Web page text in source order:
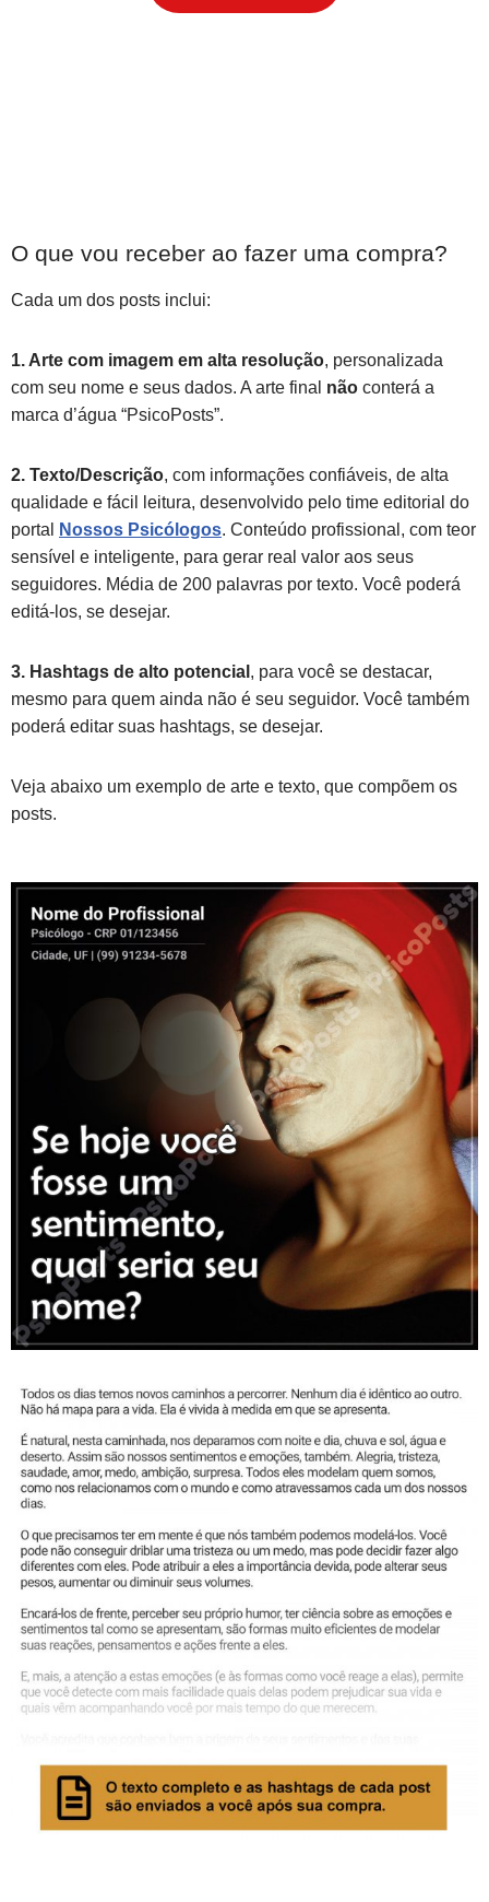
O que vou receber ao fazer uma compra?
Cada um dos posts inclui:
1. Arte com imagem em alta resolução, personalizada
com seu nome e seus dados. A arte final não conterá a
marca d’água “PsicoPosts”.
2. Texto/Descrição, com informações confiáveis, de alta
qualidade e fácil leitura, desenvolvido pelo time editorial do
portal
Nossos Psicólogos. Conteúdo profissional, com teor
sensível e inteligente, para gerar real valor aos seus
seguidores. Média de 200 palavras por texto. Você poderá
editá-los, se desejar.
3. Hashtags de alto potencial , para você se destacar,
mesmo para quem ainda não é seu seguidor. Você também
poderá editar suas hashtags, se desejar.
Veja abaixo um exemplo de arte e texto, que compõem os
posts.